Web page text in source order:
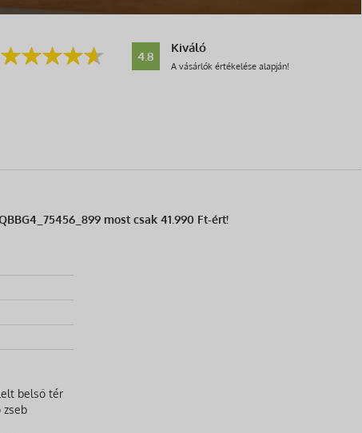
4.8
Kiváló
A vásárlók értékelése alapján!
most csak 41.990 Ft-ért!
belső tér
zseb